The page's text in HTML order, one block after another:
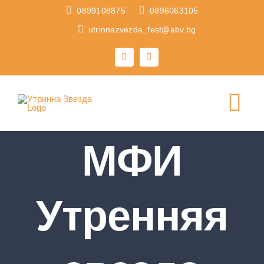
0899108875
0896063105
utrinnazvezda_fest@abv.bg
О НАС
МФИ
Утренняя